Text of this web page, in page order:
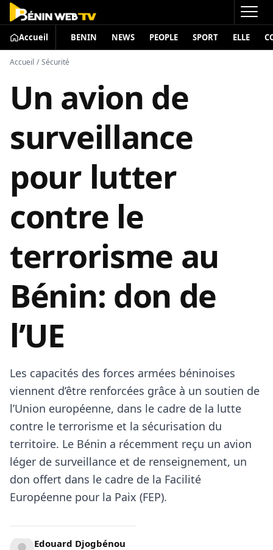
Accueil BENIN NEWS PEOPLE SPORT ELLE
Accueil / Sécurité
Un avion de
surveillance
pour lutter
contre le
terrorisme au
Bénin: don de
l’UE
Les capacités des forces armées béninoises
viennent d’être renforcées grâce à un soutien de
l’Union européenne, dans le cadre de la lutte
contre le terrorisme et la sécurisation du
territoire. Le Bénin a récemment reçu un avion
léger de surveillance et de renseignement, un
don offert dans le cadre de la Facilité
Européenne pour la Paix (FEP).
Edouard Djogbénou